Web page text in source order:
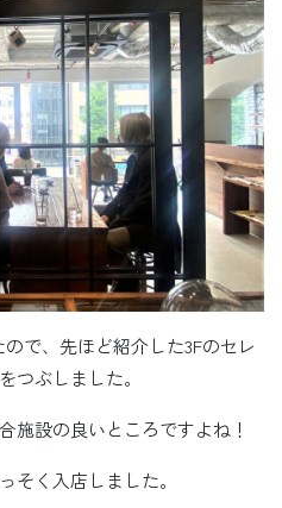
で、先ほど紹介した3Fのセレ
つぶしました。
施設の良いところですよね！
そく入店しました。